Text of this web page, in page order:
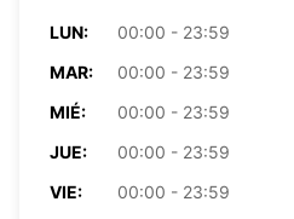
LUN:
00:00 - 23:59
MAR:
00:00 - 23:59
MIÉ:
00:00 - 23:59
JUE:
00:00 - 23:59
VIE:
00:00 - 23:59